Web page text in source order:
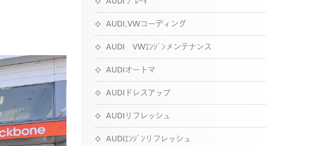
AUDI,VWコーディング
AUDI VWｴﾝｼﾞﾝメンテナンス
AUDIオートマ
AUDIドレスアップ
AUDIリフレッシュ
AUDIｴﾝｼﾞﾝリフレッシュ